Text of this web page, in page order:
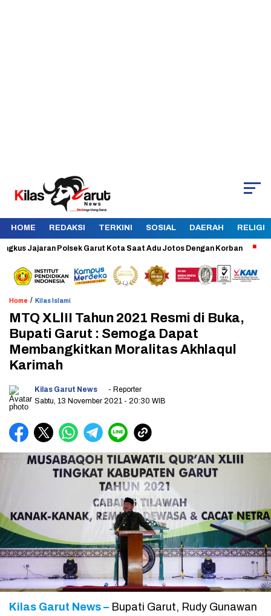
HOME REDAKSI TERKINI SOSIAL DAERAH RELIGI
Polsek Garut Kota Saat Adu Jotos Dengan Korban Aman
Home / Kilas Islami
MTQ XLlII Tahun 2021 Resmi di Buka,
Bupati Garut : Semoga Dapat
Membangkitkan Moralitas Akhlaqul
Karimah
Kilas Garut News
- Reporter
Sabtu, 13 November 2021 - 20:30 WIB
Kilas Garut News – Bupati Garut, Rudy Gunawan